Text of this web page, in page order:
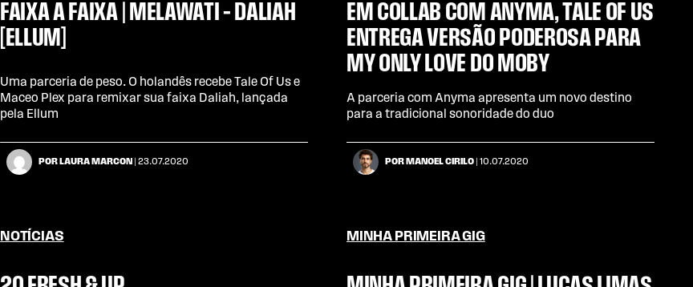
FAIXA A FAIXA | MELAWATI – DALIAH
[ELLUM]
Uma parceria de peso. O holandês recebe Tale Of Us e
Maceo Plex para remixar sua faixa Daliah, lançada
pela Ellum
POR LAURA MARCON | 23.07.2020
EM COLLAB COM ANYMA, TALE OF US
ENTREGA VERSÃO PODEROSA PARA
MY ONLY LOVE DO MOBY
A parceria com Anyma apresenta um novo destino
para a tradicional sonoridade do duo
POR MANOEL CIRILO | 10.07.2020
NOTÍCIAS MINHA PRIMEIRA GIG